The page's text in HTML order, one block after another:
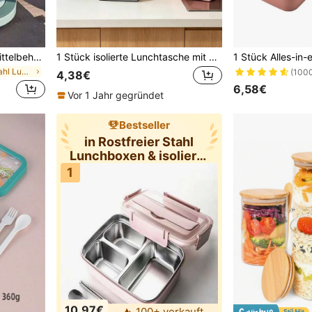
1 Stück isolierter Lebensmittelbehälter, 650~1000ml Suppen Lunchbox Frühstücksbecher Thermotasse, einfache Schicht tragbare Hafertasse für Büromitarbeiter, versiegelte Suppentasse hitzebeständig mit Deckel, große Kapazität Suppe mit Griff, Edelstahl Bento Box für Arbeit, Reisen, Outdoor-Picknick, Studentenlunchbox, vakuumisolierte Lunchbox, Lebensmittel oder Kühler, langanhaltend, auslaufsicher
in Rostfreier Stahl Lunchboxen & isolierte Lunchbo
1 Stück isolierte Lunchtasche mit Griff, wiederverwendbarer Lunchbox-Träger, auslaufsichere Lebensmittelaufbewahrungstasche, geeignet für Männer und Frauen, ideal für Arbeit, Schule, Büro, Picknick, Reisen, Einkaufen und Mahlzeiten-Vorbereitung
4,38€
Vor 1 Jahr gegründet 6,58€
Bestseller
in Rostfreier Stahl
Lunchboxen & isolierte
1